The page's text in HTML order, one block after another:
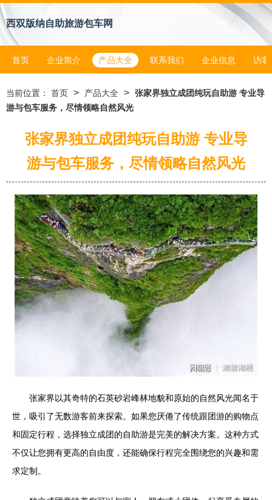
西双版纳自助旅游包车网
首页 企业简介 产品大全 联系我们 企业信息 访客
当前位置： 首页 > 产品大全 > 张家界独立成团纯玩自助游 专业导
游与包车服务，尽情领略自然风光
张家界独立成团纯玩自助游 专业导
游与包车服务，尽情领略自然风光
张家界以其奇特的石英砂岩峰林地貌和原始的自然风光闻名于
世，吸引了无数游客前来探索。如果您厌倦了传统跟团游的购物点
和固定行程，选择独立成团的自助游是完美的解决方案。这种方式
不仅让您拥有更高的自由度，还能确保行程完全围绕您的兴趣和需
求定制。